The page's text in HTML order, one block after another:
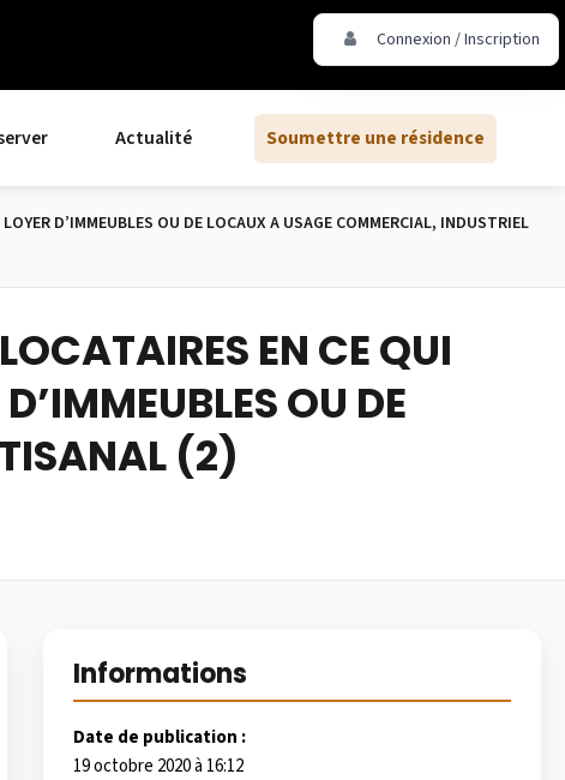
Connexion / Inscription
Actualité Soumettre une résidence
D’IMMEUBLES OU DE LOCAUX A USAGE COMMERCIAL, INDUSTRIEL
EN CE QUI
OU DE
(2)
Informations
Date de publication :
19 octobre 2020 à 16:12